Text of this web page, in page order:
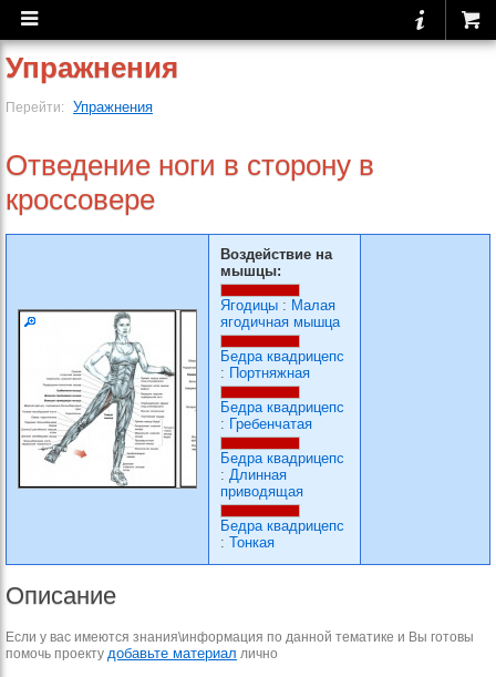
Упражнения
Перейти: Упражнения
Отведение ноги в сторону в
кроссовере
Воздействие на
мышцы:
Ягодицы : Малая
ягодичная мышца
Бедра квадрицепс
: Портняжная
Бедра квадрицепс
: Гребенчатая
Бедра квадрицепс
: Длинная
приводящая
Бедра квадрицепс
: Тонкая
Описание
Если у вас имеются знания\информация по данной тематике и Вы готовы
помочь проекту добавьте материал лично